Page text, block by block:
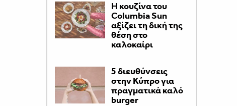
Η κουζίνα του
Columbia Sun
αξίζει τη δική της
θέση στο
καλοκαίρι
5 διευθύνσεις
στην Κύπρο για
πραγματικά καλό
burger